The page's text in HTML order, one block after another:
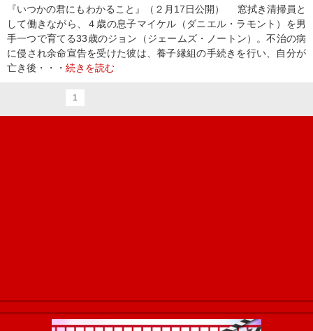
『いつかの君にもわかること』（２月17日公開） 窓拭き清掃員と
して働きながら、４歳の息子マイケル（ダニエル・ラモント）を男
手一つで育てる33歳のジョン（ジェームズ・ノートン）。不治の病
に侵され余命宣告を受けた彼は、養子縁組の手続きを行い、自分が
亡き後・・・ 続きを読む
1